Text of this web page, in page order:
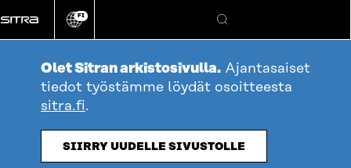
suoraan
sisältöön
Vaihda
kieli
FI
Hae
Olet Sitran arkistosivulla. Ajantasaiset
tiedot työstämme löydät osoitteesta
sitra.fi.
SIIRRY UUDELLE SIVUSTOLLE